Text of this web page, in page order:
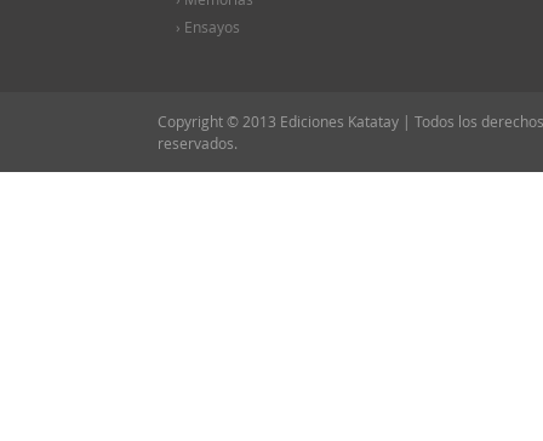
› Ensayos
Copyright © 2013 Ediciones Katatay | Todos los derechos
reservados.